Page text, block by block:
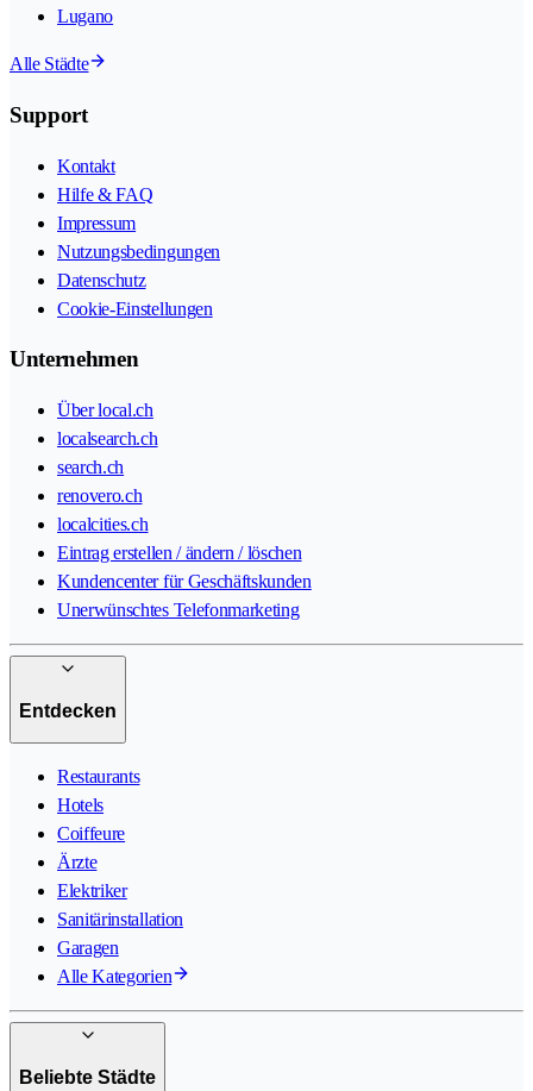
Lugano
Alle Städte
Support
Kontakt
Hilfe & FAQ
Impressum
Nutzungsbedingungen
Datenschutz
Cookie-Einstellungen
Unternehmen
Über local.ch
localsearch.ch
search.ch
renovero.ch
localcities.ch
Eintrag erstellen / ändern / löschen
Kundencenter für Geschäftskunden
Unerwünschtes Telefonmarketing
Entdecken
Restaurants
Hotels
Coiffeure
Ärzte
Elektriker
Sanitärinstallation
Garagen
Alle Kategorien
Beliebte Städte